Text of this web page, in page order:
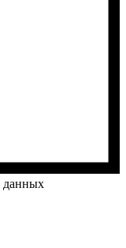
данных